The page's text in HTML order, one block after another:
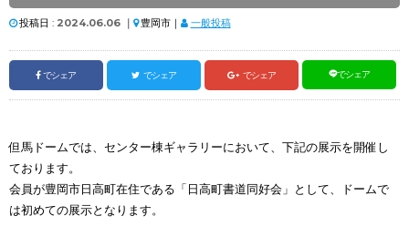
投稿日 : 2024.06.06 ｜ 豊岡市｜ 一般投稿
でシェア でシェア でシェア でシェア
但馬ドームでは、センター棟ギャラリーにおいて、下記の展示を開催し
ております。
会員が豊岡市日高町在住である「日高町書道同好会」として、ドームで
は初めての展示となります。